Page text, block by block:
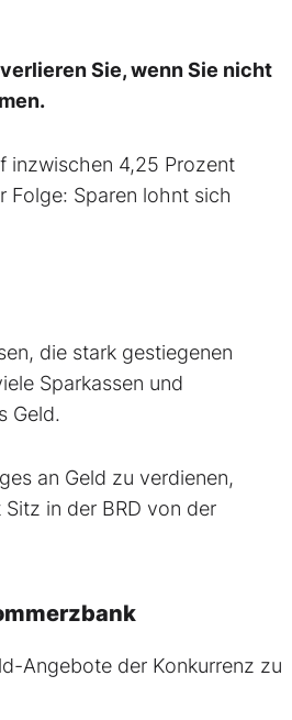
Sie, wenn Sie nicht
inzwischen 4,25 Prozent
Folge: Sparen lohnt sich
die stark gestiegenen
Sparkassen und
Geld.
an Geld zu verdienen,
in der BRD von der
Angebote der Konkurrenz zu